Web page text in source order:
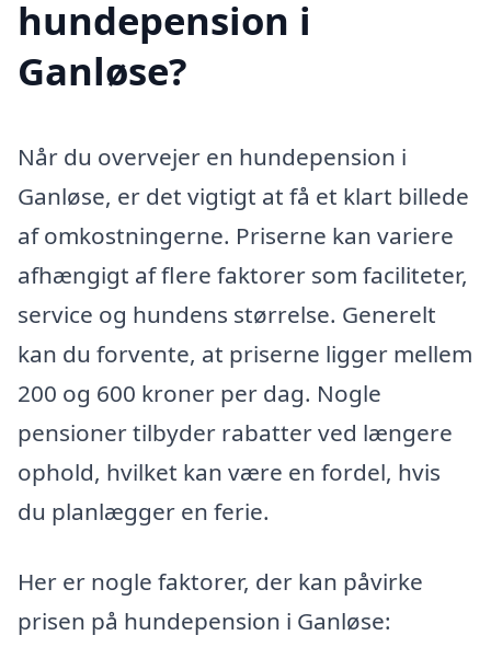
hundepension i
Ganløse?
Når du overvejer en hundepension i
Ganløse, er det vigtigt at få et klart billede
af omkostningerne. Priserne kan variere
afhængigt af flere faktorer som faciliteter,
service og hundens størrelse. Generelt
kan du forvente, at priserne ligger mellem
200 og 600 kroner per dag. Nogle
pensioner tilbyder rabatter ved længere
ophold, hvilket kan være en fordel, hvis
du planlægger en ferie.
Her er nogle faktorer, der kan påvirke
prisen på hundepension i Ganløse: